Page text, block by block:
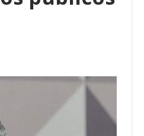
Da Participação…
27 jul, 2026